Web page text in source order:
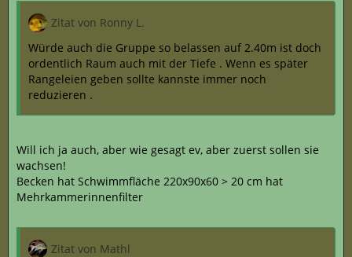
Zitat von Ronny L.
Würde auch die Gruppe so belassen auf 2.40m ist doch
ordentlich Raum auch mit der Tiefe . Wenn es später
Rangeleien geben sollte kannste immer noch
reduzieren .
Will ich ja auch, aber wie gesagt ev, aber zuerst sollen sie
wachsen!
Becken hat Schwimmfläche 220x90x60 > 20 cm hat
Mehrkammerinnenfilter
Zitat von Mathl